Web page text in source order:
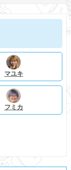
マユキ
フミカ